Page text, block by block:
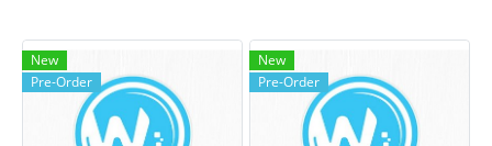
New
Pre-Order
New
Pre-Order